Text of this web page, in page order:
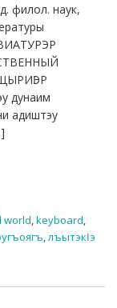
филол. наук,
дунаим
адиштэу
world,keyboard,
,лъытэкӏэ